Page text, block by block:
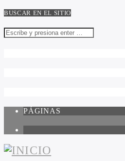
BUSCAR EN EL SITIO
PÁGINAS